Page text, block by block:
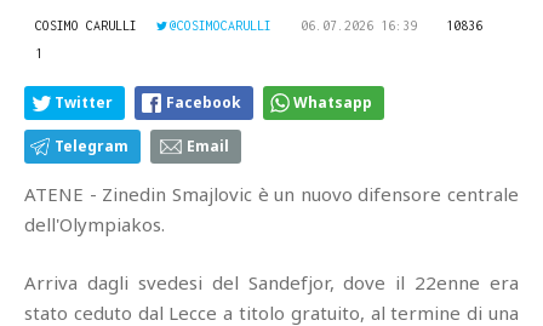
COSIMO CARULLI @COSIMOCARULLI 06.07.2026 16:39
10836
1
Twitter Facebook Whatsapp
Telegram Email
ATENE - Zinedin Smajlovic è un nuovo difensore centrale
dell'Olympiakos.
Arriva dagli svedesi del Sandefjor, dove il 22enne era
stato ceduto dal Lecce a titolo gratuito, al termine di una